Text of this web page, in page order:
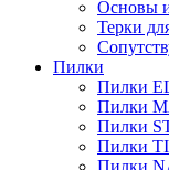
Основы
Терки
Пилки
Пилки
Пилки
Пилки
Пилки
Пилки